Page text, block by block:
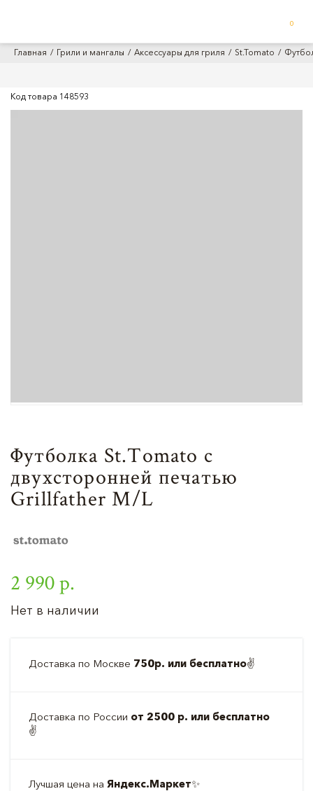
0
Главная Грили и мангалы Аксессуары для гриля St.Tomato
Код товара 148593
Футболка St.Tomato с
двухсторонней печатью
Grillfather M/L
2 990 р.
Нет в наличии
Доставка по Москве 750р. или бесплатно✌️
Доставка по России от 2500 р. или бесплатно
✌️
Лучшая цена на Яндекс.Маркет✨